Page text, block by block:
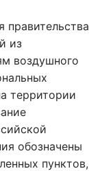
правительства
из
воздушного
территории
обозначены
пунктов,